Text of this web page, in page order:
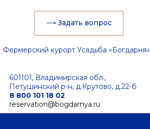
⟶ Задать вопрос
Фермерский курорт Усадьба «Богдарня»
601101, Владимирская обл.,
Петушинский р-н, д.Крутово, д.22-б
8 800 101 18 02
reservation@bogdarnya.ru